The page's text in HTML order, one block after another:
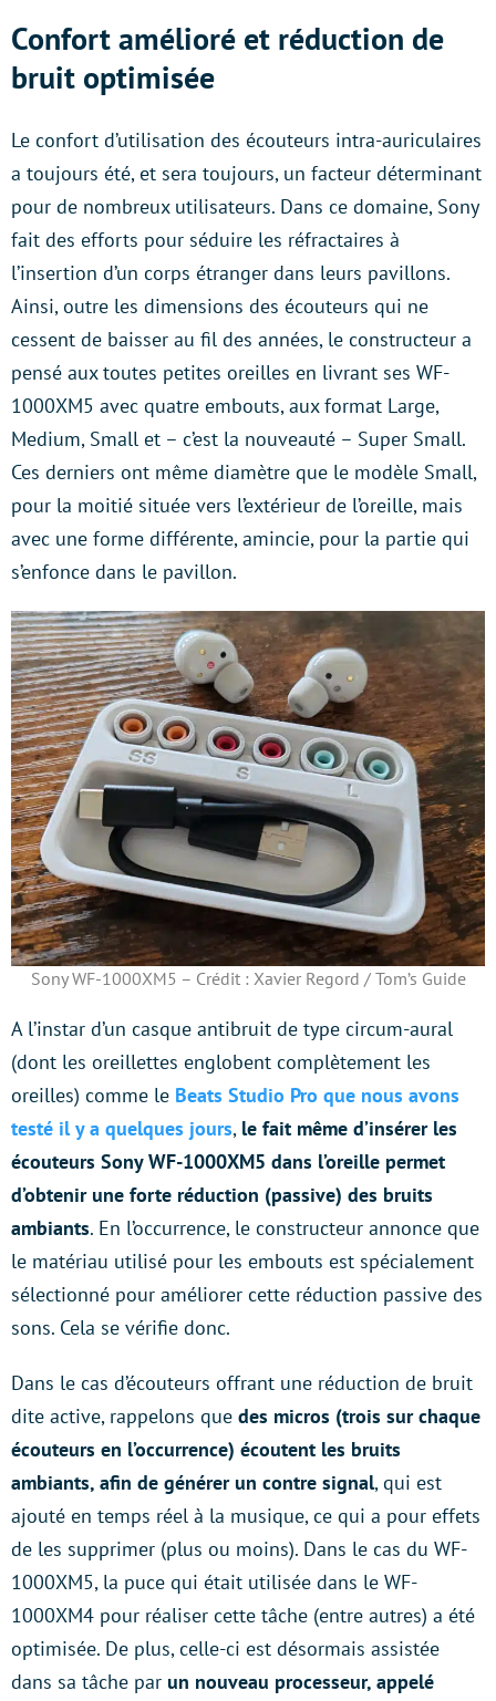
Confort amélioré et réduction de
bruit optimisée
Le confort d’utilisation des écouteurs intra-auriculaires
a toujours été, et sera toujours, un facteur déterminant
pour de nombreux utilisateurs. Dans ce domaine, Sony
fait des efforts pour séduire les réfractaires à
l’insertion d’un corps étranger dans leurs pavillons.
Ainsi, outre les dimensions des écouteurs qui ne
cessent de baisser au fil des années, le constructeur a
pensé aux toutes petites oreilles en livrant ses WF-
1000XM5 avec quatre embouts, aux format Large,
Medium, Small et – c’est la nouveauté – Super Small.
Ces derniers ont même diamètre que le modèle Small,
pour la moitié située vers l’extérieur de l’oreille, mais
avec une forme différente, amincie, pour la partie qui
s’enfonce dans le pavillon.
Sony WF-1000XM5 – Crédit : Xavier Regord / Tom’s Guide
A l’instar d’un casque antibruit de type circum-aural
(dont les oreillettes englobent complètement les
oreilles) comme le Beats Studio Pro que nous avons
testé il y a quelques jours, le fait même d’insérer les
écouteurs Sony WF-1000XM5 dans l’oreille permet
d’obtenir une forte réduction (passive) des bruits
ambiants. En l’occurrence, le constructeur annonce que
le matériau utilisé pour les embouts est spécialement
sélectionné pour améliorer cette réduction passive des
sons. Cela se vérifie donc.
Dans le cas d’écouteurs offrant une réduction de bruit
dite active, rappelons que des micros (trois sur chaque
écouteurs en l’occurrence) écoutent les bruits
ambiants, afin de générer un contre signal, qui est
ajouté en temps réel à la musique, ce qui a pour effets
de les supprimer (plus ou moins). Dans le cas du WF-
1000XM5, la puce qui était utilisée dans le WF-
1000XM4 pour réaliser cette tâche (entre autres) a été
optimisée. De plus, celle-ci est désormais assistée
dans sa tâche par un nouveau processeur, appelé